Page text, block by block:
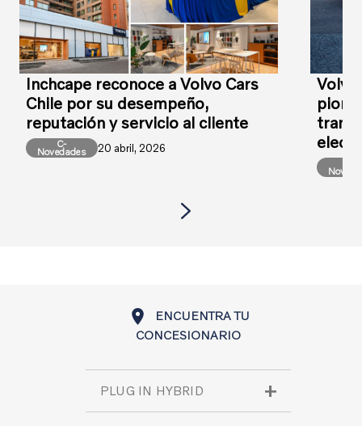
Inchcape reconoce a Volvo Cars
Chile por su desempeño,
reputación y servicio al cliente
C-
Novedades 20 abril, 2026
ENCUENTRA TU
CONCESIONARIO
PLUG IN HYBRID